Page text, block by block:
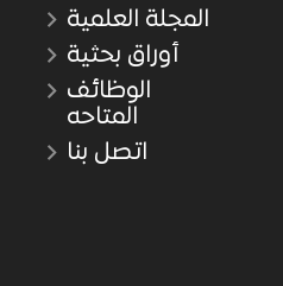
المجلة العلمية
أوراق بحثية
الوظائف
المتاحه
اتصل بنا